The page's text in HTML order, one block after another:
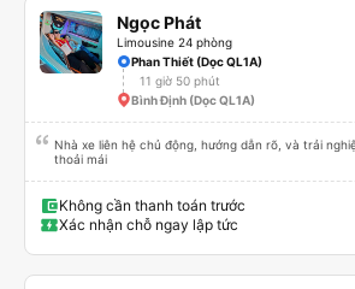
Ngọc Phát
Limousine 24 phòng
Phan Thiết (Dọc QL1A)
11 giờ 50 phút
Bình Định (Dọc QL1A)
Nhà xe liên hệ chủ động, hướng dẫn rõ, và trải
thoải mái
Không cần thanh toán trước
Xác nhận chỗ ngay lập tức